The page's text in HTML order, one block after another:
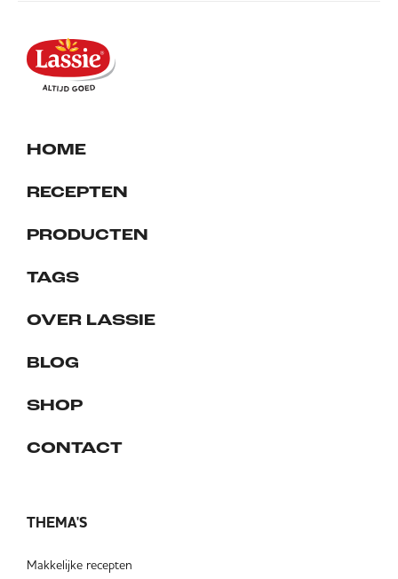
HOME
RECEPTEN
PRODUCTEN
TAGS
OVER LASSIE
BLOG
SHOP
CONTACT
THEMA'S
Makkelijke recepten